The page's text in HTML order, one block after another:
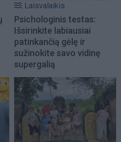
Laisvalaikis
Psichologinis testas:
Išsirinkite labiausiai
patinkančią gėlę ir
sužinokite savo vidinę
supergalią